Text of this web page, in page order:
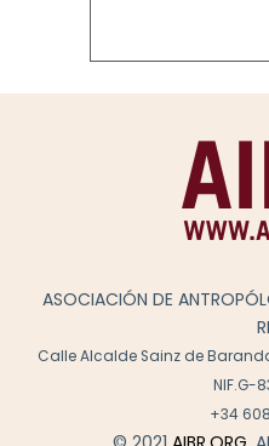
ASOCIACIÓN DE
Calle Alcalde Sainz de
NIF.G-
+34